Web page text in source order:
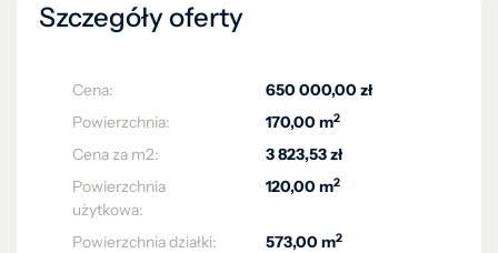
Szczegóły oferty
Cena:
650 000,00 zł
Powierzchnia:
170,00 m2
Cena za m2:
3 823,53 zł
Powierzchnia
użytkowa:
120,00 m2
Powierzchnia działki: 573,00 m2